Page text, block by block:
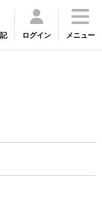
ログイン メニュー